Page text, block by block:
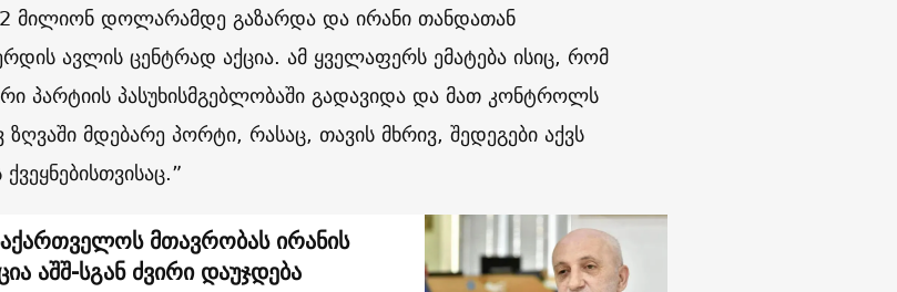
მილიონ დოლარამდე გაზარდა და ირანი თანდათან
ავლის ცენტრად აქცია. ამ ყველაფერს ემატება ისიც, რომ
პარტიის პასუხისმგებლობაში გადავიდა და მათ კონტროლს
ზღვაში მდებარე პორტი, რასაც, თავის მხრივ, შედეგები აქვს
მთავრობას ირანის
აშშ-სგან ძვირი დაუჯდება